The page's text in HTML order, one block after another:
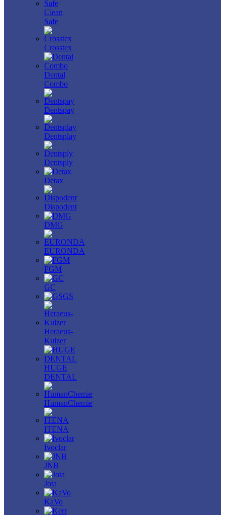
Clean
Safe
Crosstex
Dental
Combo
Dentspay
Dentsplay
Dentsply
Detax
Dispodent
DMG
EURONDA
FGM
GC
GS
Heraeus-
Kulzer
HUGE
DENTAL
HumanChemie
ITENA
Ivoclar
JNB
Jota
KaVo